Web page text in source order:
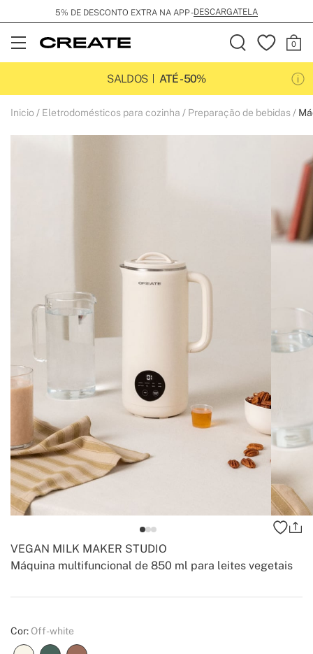
5% DE DESCONTO EXTRA NA APP -DESCARGATELA
Open
Menu
SALDOS
ATÉ -50%
Inicio Eletrodomésticos para cozinha Preparação de bebidas
Máquina multifuncional de 850 ml para leites vegetais
VEGAN MILK MAKER STUDIO
Create
Cor: Off-white